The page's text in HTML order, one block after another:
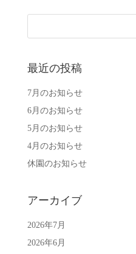
最近の投稿
7月のお知らせ
6月のお知らせ
5月のお知らせ
4月のお知らせ
休園のお知らせ
アーカイブ
2026年7月
2026年6月